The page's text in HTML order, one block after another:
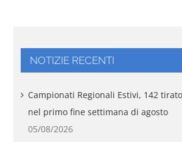
NOTIZIE RECENTI
Campionati Regionali Estivi, 142
nel primo fine settimana di agosto
05/08/2026